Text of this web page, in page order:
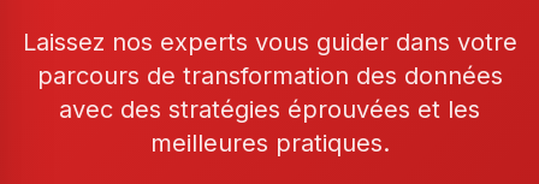
Laissez nos experts vous guider dans votre
parcours de transformation des données
avec des stratégies éprouvées et les
meilleures pratiques.